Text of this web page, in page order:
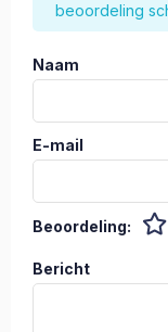
beoordeling
Naam
E-mail
Beoordeling:
Bericht